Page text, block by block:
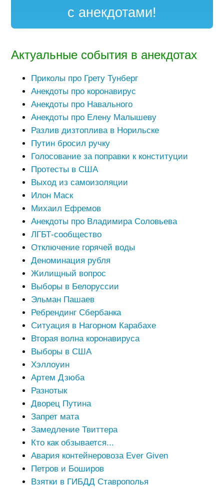
с анекдотами!
Актуальные события в анекдотах
Приколы про Грету Тунберг
Анекдоты про коронавирус
Анекдоты про Навального
Анекдоты про Елену Малышеву
Разлив дизтоплива в Норильске
Путин бросил ручку
Голосование за поправки к конституции
Протесты в США
Выход из самоизоляции
Илон Маск
Михаил Ефремов
Анекдоты про Владимира Соловьева
ЛГБТ-сообщество
Отключение горячей воды
Деноминация рубля
Жилищный вопрос
Выборы в Белоруссии
Эльман Пашаев
Ребрендинг Сбербанка
Ситуация в Нагорном Карабахе
Вторая волна коронавируса
Выборы в США
Хэллоуин
Артем Дзюба
Разнотык
Дворец Путина
Запрет мата
Замедление Твиттера
Кто как обзывается...
Авария контейнеровоза Ever Given
Петров и Боширов
Взятки в ГИБДД Ставрополья